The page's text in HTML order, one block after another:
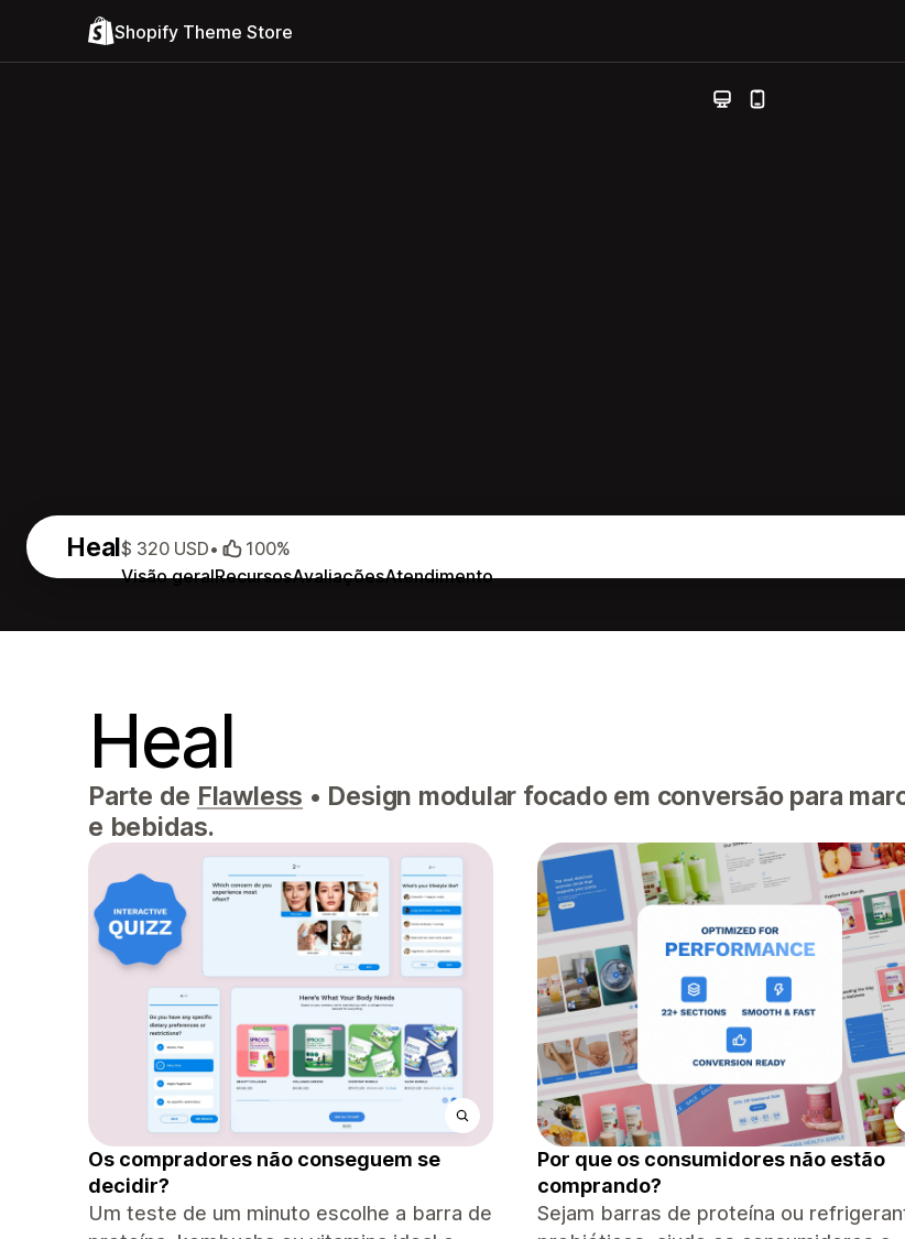
Shopify Theme Store
Heal
Visão geralRecursosAvaliaçõesAtendimento
$ 320 USD• 100%
Heal
Parte de Flawless • Design modular focado em conversão para
e bebidas.
Os compradores não conseguem se
decidir?
Um teste de um minuto escolhe a barra de
Por que os consumidores não estão
comprando?
Sejam barras de proteína ou